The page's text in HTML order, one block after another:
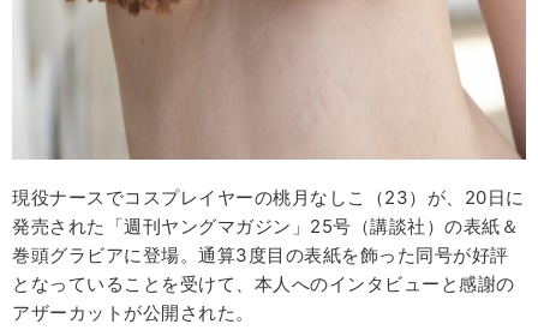
現役ナースでコスプレイヤーの桃月なしこ（23）が、20日に
発売された「週刊ヤングマガジン」25号（講談社）の表紙＆
巻頭グラビアに登場。通算3度目の表紙を飾った同号が好評
となっていることを受けて、本人へのインタビューと感謝の
アザーカットが公開された。